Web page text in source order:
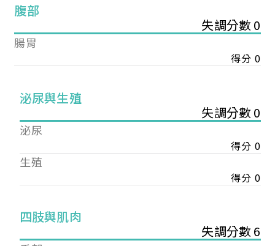
腹部
失調分數 0
腸胃
得分 0
泌尿與生殖
失調分數 0
泌尿
得分 0
生殖
得分 0
四肢與肌肉
失調分數 6
您已成功送出會員申請
您好，您的會員申請，已成功送出，經本協會理事